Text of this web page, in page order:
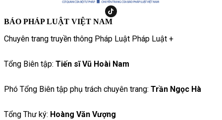
BÁO PHÁP LUẬT VIỆT NAM
Chuyên trang truyền thông Pháp Luật Pháp Luật +
Tổng Biên tập: Tiến sĩ Vũ Hoài Nam
Phó Tổng Biên tập phụ trách chuyên trang: Trần Ngọc Hà
Tổng Thư ký: Hoàng Văn Vượng